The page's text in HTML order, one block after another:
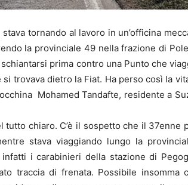
tornando al lavoro in un’officina
la provinciale 49 nella frazione di
prima contro una Punto che
trovava dietro la Fiat. Ha perso così la
Mohamed Tandafte, residente a
tutto chiaro. C’è il sospetto che il 37enne
stava viaggiando lungo la
i carabinieri della stazione di
traccia di frenata. Possibile insomma